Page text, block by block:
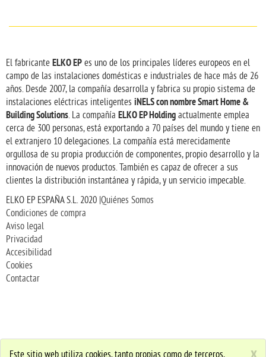
El fabricante ELKO EP es uno de los principales líderes europeos en el
campo de las instalaciones domésticas e industriales de hace más de 26
años. Desde 2007, la compañía desarrolla y fabrica su propio sistema de
instalaciones eléctricas inteligentes iNELS con nombre Smart Home &
Building Solutions. La compañía ELKO EP Holding actualmente emplea
cerca de 300 personas, está exportando a 70 países del mundo y tiene en
el extranjero 10 delegaciones. La compañía está merecidamente
orgullosa de su propia producción de componentes, propio desarrollo y la
innovación de nuevos productos. También es capaz de ofrecer a sus
clientes la distribución instantánea y rápida, y un servicio impecable.
ELKO EP ESPAÑA S.L. 2020 | Quiénes Somos
Condiciones de compra
Aviso legal
Privacidad
Accesibilidad
Cookies
Contactar
Este sitio web utiliza cookies, tanto propias como de terceros,